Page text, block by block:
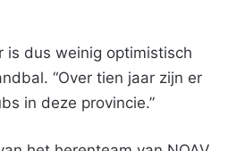
is dus weinig optimistisch
“Over tien jaar zijn er
in deze provincie.”